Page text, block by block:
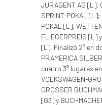
JURAGENT AG [L];
SPRINT-POKAL [L];
POKAL [L];
FLIEGERPREIS [L]
[L]. Finalizó 2° en
PRAMERICA
cuatro 3° lugares
VOLKSWAGEN-
GROSSER
[G3] y